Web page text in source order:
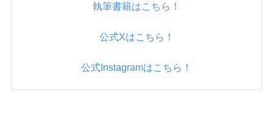
執筆書籍はこちら！
公式Xはこちら！
公式Instagramはこちら！